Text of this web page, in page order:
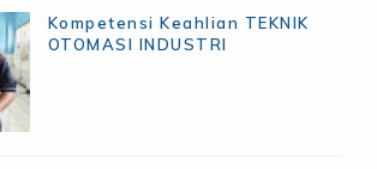
Kompetensi Keahlian TEKNIK
OTOMASI INDUSTRI